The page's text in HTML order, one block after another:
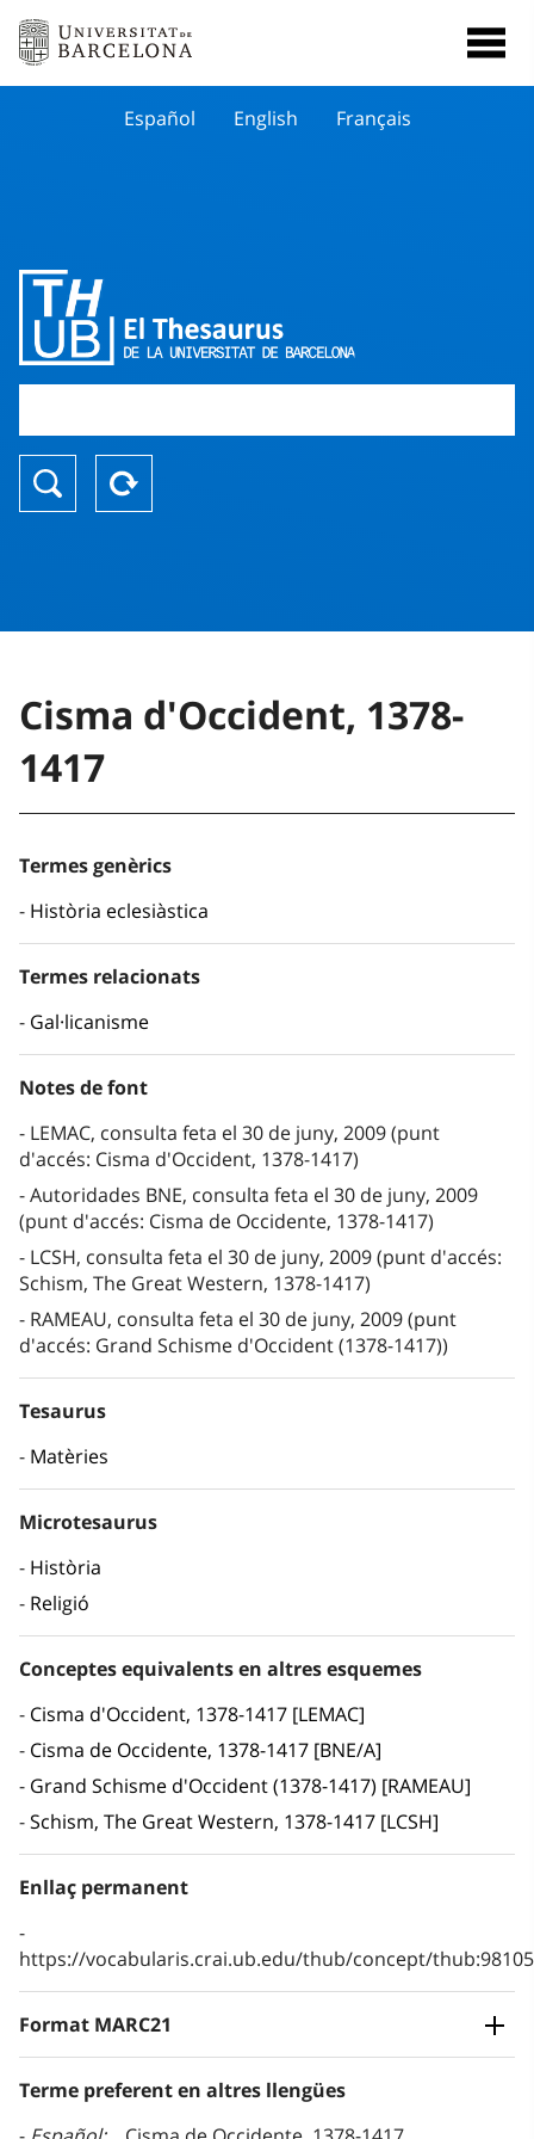
Español English Français
Cisma d'Occident, 1378-
1417
Termes genèrics
Història eclesiàstica
Termes relacionats
Gal·licanisme
Notes de font
LEMAC, consulta feta el 30 de juny, 2009 (punt
d'accés: Cisma d'Occident, 1378-1417)
Autoridades BNE, consulta feta el 30 de juny, 2009
(punt d'accés: Cisma de Occidente, 1378-1417)
LCSH, consulta feta el 30 de juny, 2009 (punt d'accés:
Schism, The Great Western, 1378-1417)
RAMEAU, consulta feta el 30 de juny, 2009 (punt
d'accés: Grand Schisme d'Occident (1378-1417))
Tesaurus
Matèries
Microtesaurus
Història
Religió
Conceptes equivalents en altres esquemes
Cisma d'Occident, 1378-1417 [LEMAC]
Cisma de Occidente, 1378-1417 [BNE/A]
Grand Schisme d'Occident (1378-1417) [RAMEAU]
Schism, The Great Western, 1378-1417 [LCSH]
Enllaç permanent
https://vocabularis.crai.ub.edu/thub/concept/
Format MARC21
Terme preferent en altres llengües